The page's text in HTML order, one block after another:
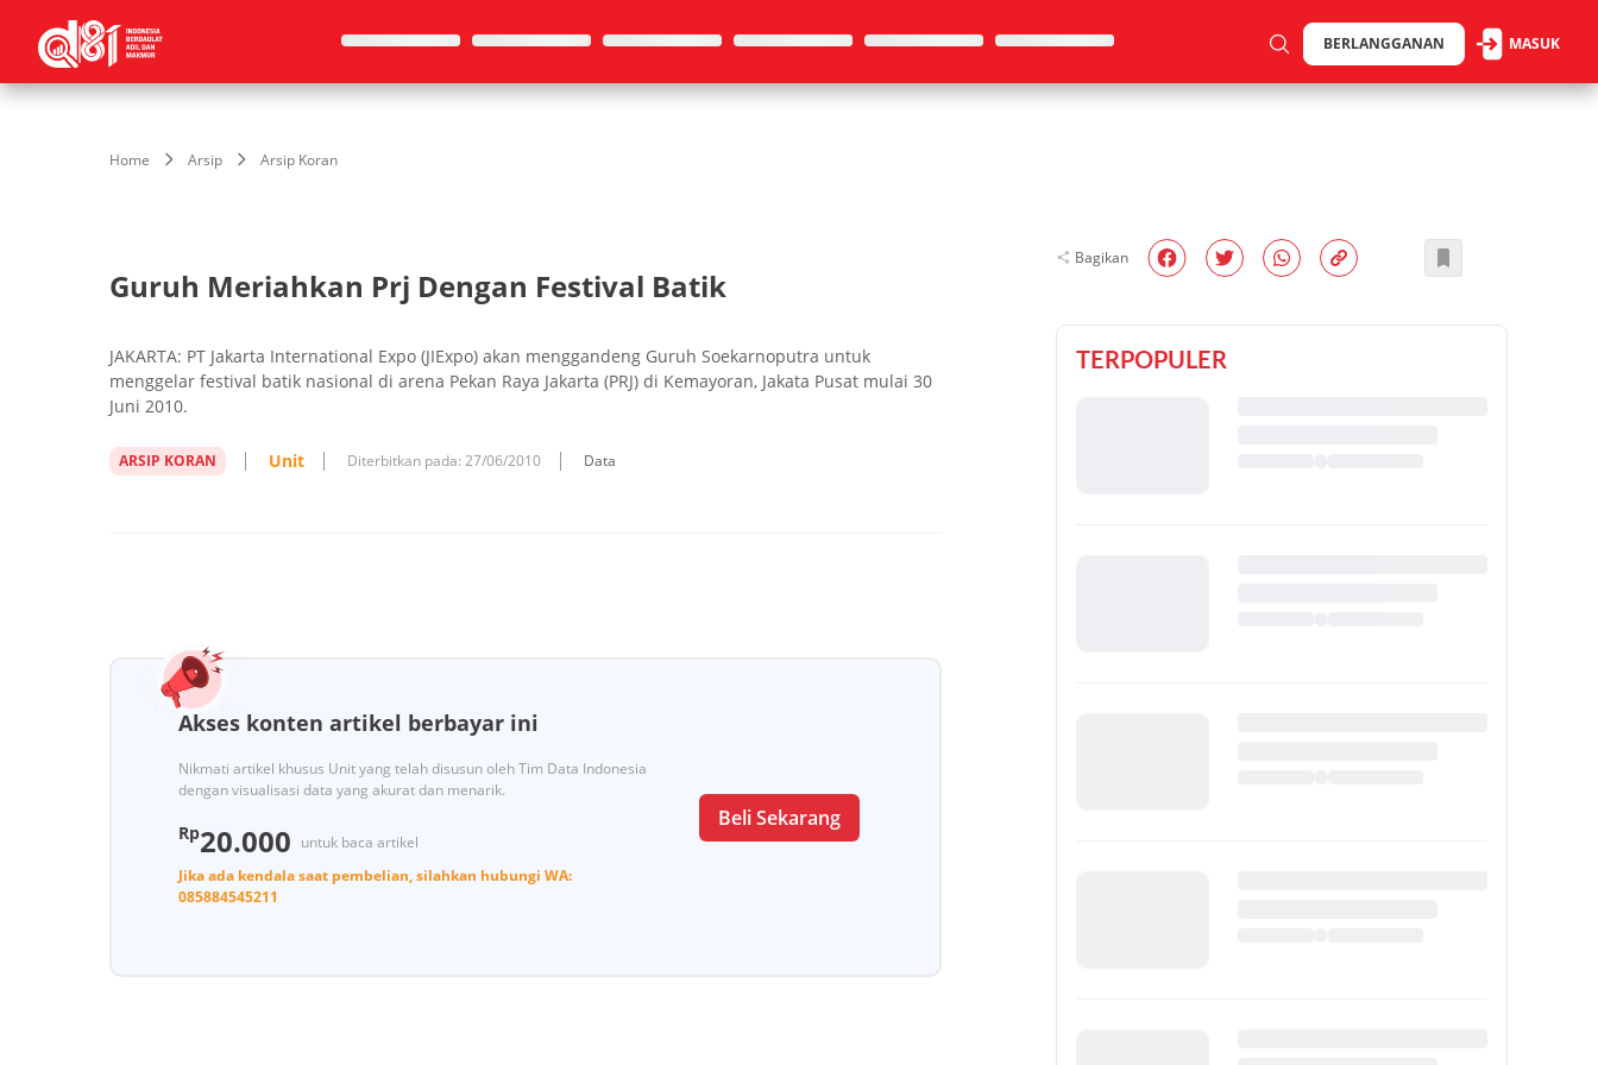
BERLANGGANAN MASUK
Home Arsip Arsip Koran
Guruh Meriahkan Prj Dengan Festival Batik
JAKARTA: PT Jakarta International Expo (JIExpo) akan menggandeng Guruh Soekarnoputra untuk
menggelar festival batik nasional di arena Pekan Raya Jakarta (PRJ) di Kemayoran, Jakata Pusat mulai 30
Juni 2010.
ARSIP KORAN Unit Diterbitkan pada: 27/06/2010 Data
Akses konten artikel berbayar ini
Nikmati artikel khusus Unit yang telah disusun oleh Tim Data Indonesia
dengan visualisasi data yang akurat dan menarik.
Rp20.000 untuk baca artikel
Jika ada kendala saat pembelian, silahkan hubungi WA:
085884545211
Beli Sekarang
Bagikan
TERPOPULER